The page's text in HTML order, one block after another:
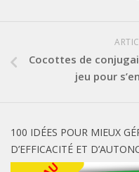
Cocottes de
jeu pour
100 IDÉES POUR MIEUX
D’EFFICACITÉ ET